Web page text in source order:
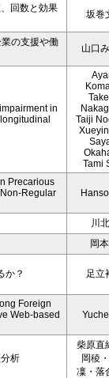
回数と効果
坂巻
の支援や働
山口
in
Taiji
Tami
Precarious
Regular
川
岡
か？ 足立
Foreign
Web-based
析
柴原直
岡稜
凜・落